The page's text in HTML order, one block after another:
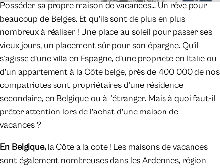
Posséder sa propre maison de vacances… Un rêve pour
beaucoup de Belges. Et qu’ils sont de plus en plus
nombreux à réaliser ! Une place au soleil pour passer ses
vieux jours, un placement sûr pour son épargne. Qu’il
s’agisse d’une villa en Espagne, d’une propriété en Italie ou
d’un appartement à la Côte belge, près de 400 000 de nos
compatriotes sont propriétaires d’une résidence
secondaire, en Belgique ou à l’étranger. Mais à quoi faut-il
prêter attention lors de l’achat d’une maison de
vacances ?
En Belgique, la Côte a la cote ! Les maisons de vacances
sont également nombreuses dans les Ardennes, région